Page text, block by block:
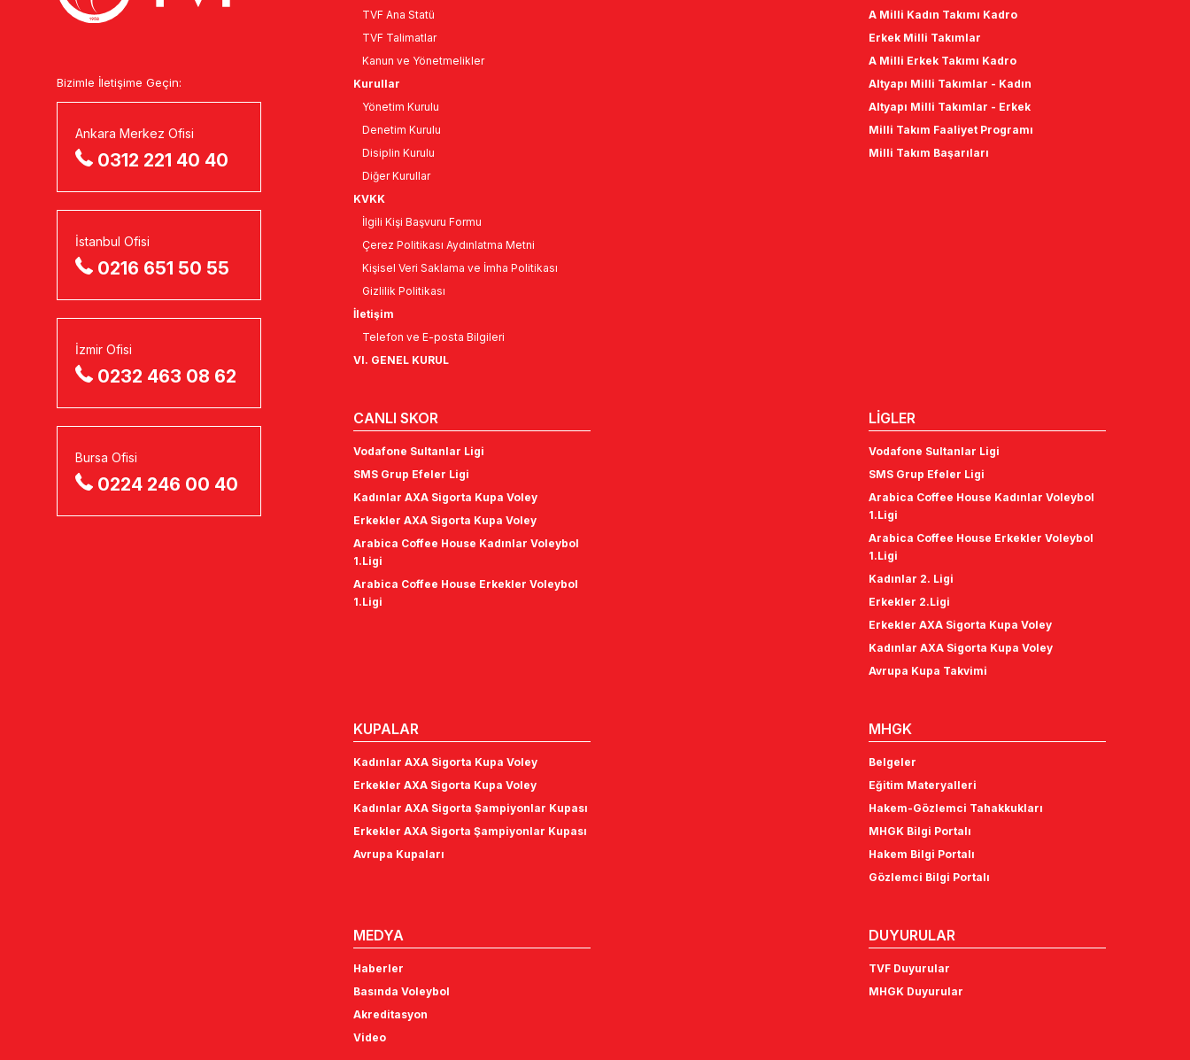
Bizimle İletişime Geçin:
Ankara Merkez Ofisi
0312 221 40 40
İstanbul Ofisi
0216 651 50 55
İzmir Ofisi
0232 463 08 62
Bursa Ofisi
0224 246 00 40
TVF Ana Statü
TVF Talimatlar
Kanun ve Yönetmelikler
Kurullar
Yönetim Kurulu
Denetim Kurulu
Disiplin Kurulu
Diğer Kurullar
KVKK
İlgili Kişi Başvuru Formu
Çerez Politikası Aydınlatma Metni
Kişisel Veri Saklama ve İmha Politikası
Gizlilik Politikası
İletişim
Telefon ve E-posta Bilgileri
VI. GENEL KURUL
A Milli Kadın Takımı Kadro
Erkek Milli Takımlar
A Milli Erkek Takımı Kadro
Altyapı Milli Takımlar - Kadın
Altyapı Milli Takımlar - Erkek
Milli Takım Faaliyet Programı
Milli Takım Başarıları
CANLI SKOR
Vodafone Sultanlar Ligi
SMS Grup Efeler Ligi
Kadınlar AXA Sigorta Kupa Voley
Erkekler AXA Sigorta Kupa Voley
Arabica Coffee House Kadınlar Voleybol
1.Ligi
Arabica Coffee House Erkekler Voleybol
1.Ligi
LİGLER
Vodafone Sultanlar Ligi
SMS Grup Efeler Ligi
Arabica Coffee House Kadınlar Voleybol
1.Ligi
Arabica Coffee House Erkekler Voleybol
1.Ligi
Kadınlar 2. Ligi
Erkekler 2.Ligi
Erkekler AXA Sigorta Kupa Voley
Kadınlar AXA Sigorta Kupa Voley
Avrupa Kupa Takvimi
KUPALAR
Kadınlar AXA Sigorta Kupa Voley
Erkekler AXA Sigorta Kupa Voley
Kadınlar AXA Sigorta Şampiyonlar Kupası
Erkekler AXA Sigorta Şampiyonlar Kupası
Avrupa Kupaları
MHGK
Belgeler
Eğitim Materyalleri
Hakem-Gözlemci Tahakkukları
MHGK Bilgi Portalı
Hakem Bilgi Portalı
Gözlemci Bilgi Portalı
MEDYA
Haberler
Basında Voleybol
Akreditasyon
Video
DUYURULAR
TVF Duyurular
MHGK Duyurular